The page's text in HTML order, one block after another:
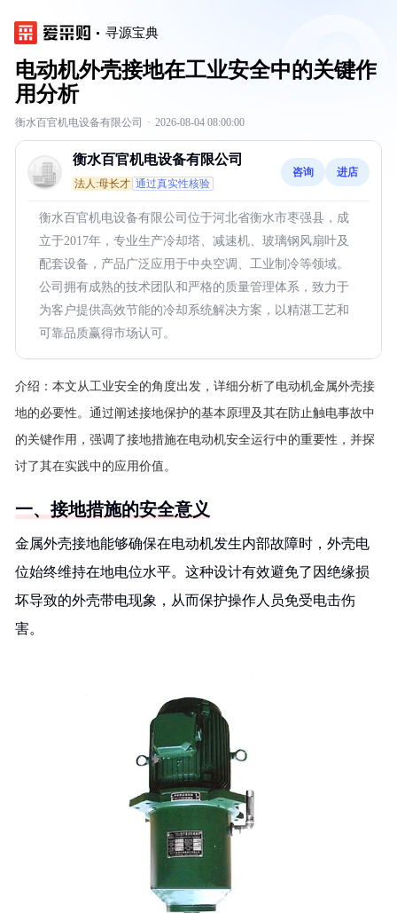
寻源宝典
电动机外壳接地在工业安全中的关键作
用分析
衡水百官机电设备有限公司 · 2026-08-04 08:00:00
衡水百官机电设备有限公司
法人:母长才 通过真实性核验
咨询 进店
衡水百官机电设备有限公司位于河北省衡水市枣强县，成
立于2017年，专业生产冷却塔、减速机、玻璃钢风扇叶及
配套设备，产品广泛应用于中央空调、工业制冷等领域。
公司拥有成熟的技术团队和严格的质量管理体系，致力于
为客户提供高效节能的冷却系统解决方案，以精湛工艺和
可靠品质赢得市场认可。
介绍： 本文从工业安全的角度出发，详细分析了电动机金属外壳接
地的必要性。通过阐述接地保护的基本原理及其在防止触电事故中
的关键作用，强调了接地措施在电动机安全运行中的重要性，并探
讨了其在实践中的应用价值。
一、接地措施的安全意义
金属外壳接地能够确保在电动机发生内部故障时，外壳电
位始终维持在地电位水平。这种设计有效避免了因绝缘损
坏导致的外壳带电现象，从而保护操作人员免受电击伤
害。